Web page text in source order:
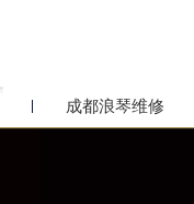
成都浪琴维修